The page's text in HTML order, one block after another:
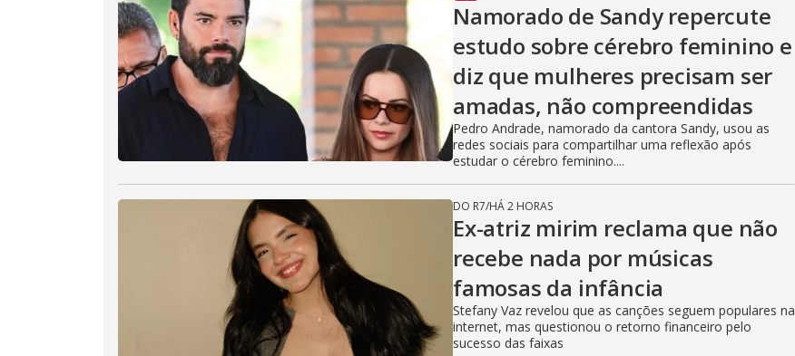
Namorado de Sandy repercute
estudo sobre cérebro feminino e
diz que mulheres precisam ser
amadas, não compreendidas
Pedro Andrade, namorado da cantora Sandy, usou as
redes sociais para compartilhar uma reflexão após
estudar o cérebro feminino....
DO R7/HÁ 2 HORAS
Ex-atriz mirim reclama que não
recebe nada por músicas
famosas da infância
Stefany Vaz revelou que as canções seguem populares na
internet, mas questionou o retorno financeiro pelo
sucesso das faixas